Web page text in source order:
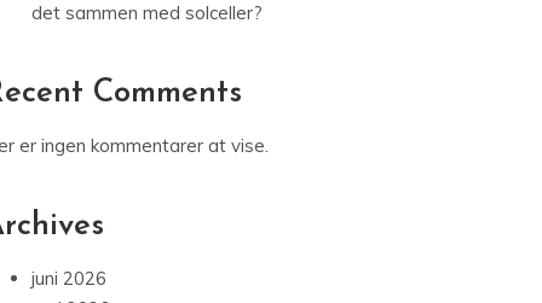
det sammen med solceller?
Comments
er ingen kommentarer at vise.
juni 2026